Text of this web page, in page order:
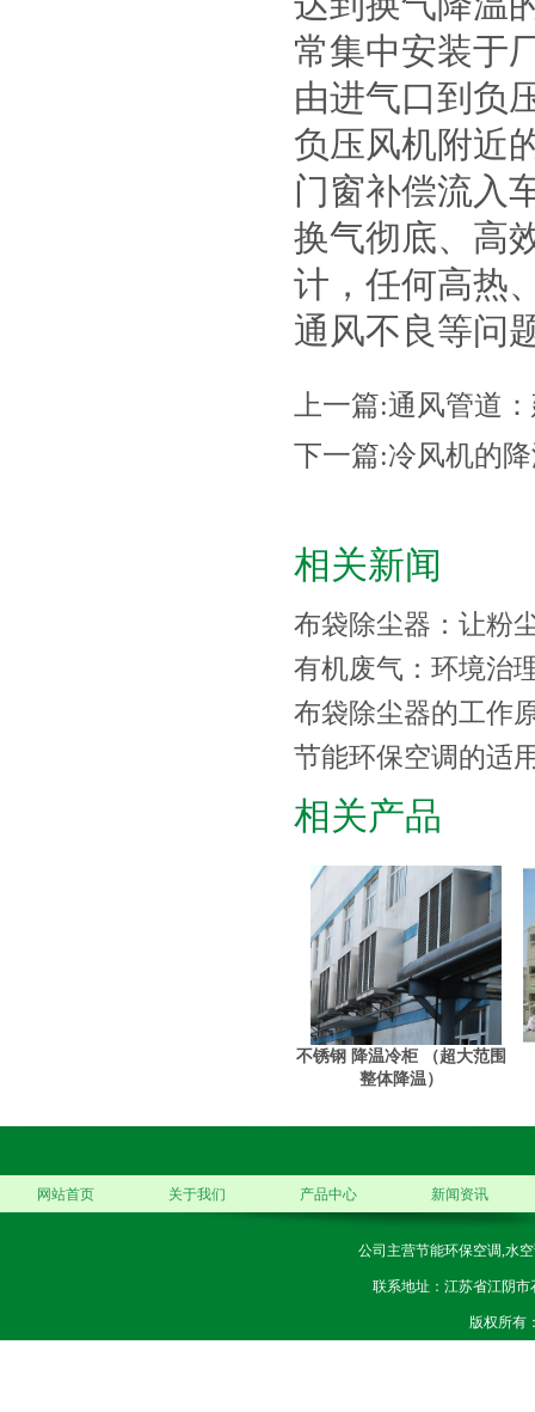
常集中安装于
由进气口到负
负压风机附近
门窗补偿流入
换气彻底、高
计，任何高热
通风不良等问
上一篇:通风管道
下一篇:冷风机的
相关新闻
布袋除尘器：让粉
有机废气：环境治
布袋除尘器的工作
节能环保空调的适
相关产品
不锈钢 降温冷柜 （超大范围
整体降温）
网站首页 关于我们 产品中心 新闻资讯
公司主营节能环保空调,水
联系地址：江苏省江阴市
版权所有